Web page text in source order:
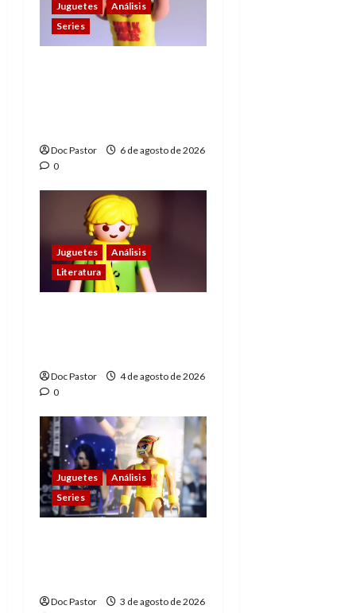
Juguetes
Análisis
Series
Doc Pastor
6 de agosto de 2026
0
Juguetes
Análisis
Literatura
Doc Pastor
4 de agosto de 2026
0
Juguetes
Análisis
Series
Doc Pastor
3 de agosto de 2026